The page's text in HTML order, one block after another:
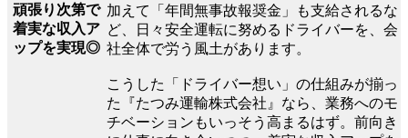
頑張り次第で
着実な収入ア
ップを実現◎
加えて「年間無事故報奨金」も支給されるな
ど、日々安全運転に努めるドライバーを、会
社全体で労う風土があります。
こうした「ドライバー想い」の仕組みが揃っ
た『たつみ運輸株式会社』なら、業務へのモ
チベーションもいっそう高まるはず。前向き